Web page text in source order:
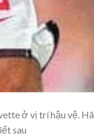
ở vị trí hậu vệ.
sau